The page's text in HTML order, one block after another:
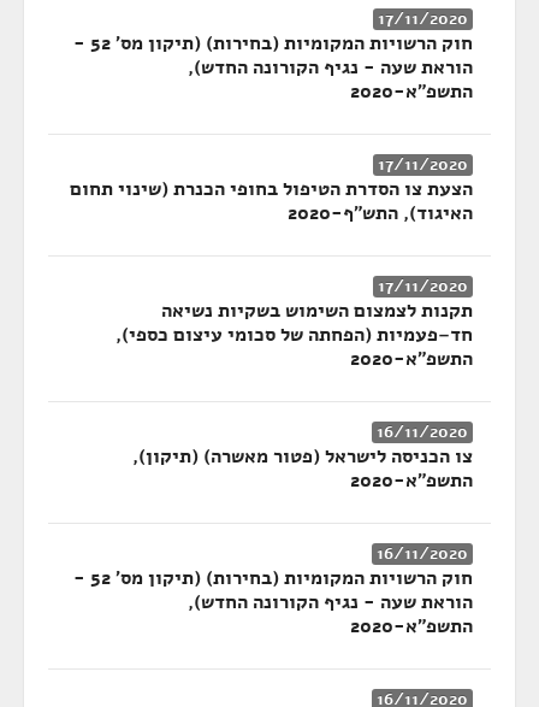
17/11/2020
חוק הרשויות המקומיות (בחירות) (תיקון מס' 52 -
הוראת שעה - נגיף הקורונה החדש),
התשפ"א-2020
17/11/2020
הצעת צו הסדרת הטיפול בחופי הכנרת (שינוי תחום
האיגוד), התש"ף-2020
17/11/2020
תקנות לצמצום השימוש בשקיות נשיאה
חד–פעמיות (הפחתה של סכומי עיצום כספי),
התשפ"א-2020
16/11/2020
צו הכניסה לישראל (פטור מאשרה) (תיקון),
התשפ"א-2020
16/11/2020
חוק הרשויות המקומיות (בחירות) (תיקון מס' 52 -
הוראת שעה - נגיף הקורונה החדש),
התשפ"א-2020
16/11/2020